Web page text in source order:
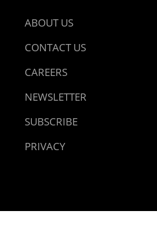
ABOUT US
CONTACT US
CAREERS
NEWSLETTER
SUBSCRIBE
PRIVACY